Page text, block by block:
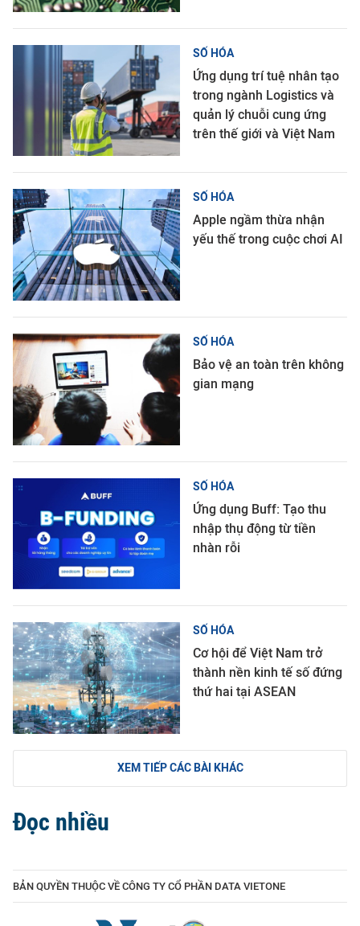
SỐ HÓA
Ứng dụng trí tuệ nhân tạo
trong ngành Logistics và
quản lý chuỗi cung ứng
trên thế giới và Việt Nam
SỐ HÓA
Apple ngầm thừa nhận
yếu thế trong cuộc chơi AI
SỐ HÓA
Bảo vệ an toàn trên không
gian mạng
SỐ HÓA
Ứng dụng Buff: Tạo thu
nhập thụ động từ tiền
nhàn rỗi
SỐ HÓA
Cơ hội để Việt Nam trở
thành nền kinh tế số đứng
thứ hai tại ASEAN
XEM TIẾP CÁC BÀI KHÁC
Đọc nhiều
BẢN QUYỀN THUỘC VỀ CÔNG TY CỔ PHẦN DATA VIETONE